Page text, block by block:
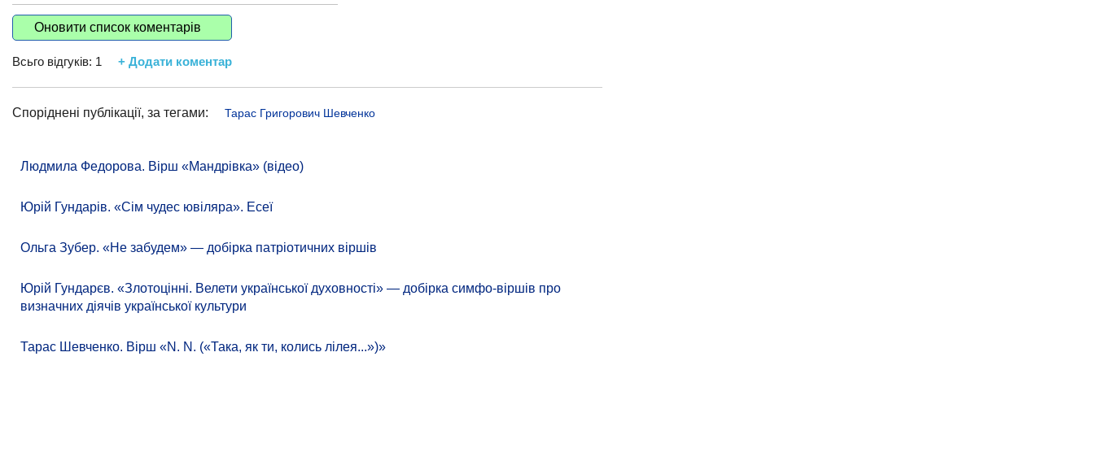
Оновити список коментарів
Всьго відгуків: 1 + Додати коментар
Споріднені публікації, за тегами: Тарас Григорович Шевченко
Людмила Федорова. Вірш «Мандрівка» (відео)
Юрій Гундарів. «Сім чудес ювіляра». Есеї
Ольга Зубер. «Не забудем» — добірка патріотичних віршів
Юрій Гундарєв. «Злотоцінні. Велети української духовності» — добірка симфо-віршів про
визначних діячів української культури
Тарас Шевченко. Вірш «N. N. («Така, як ти, колись лілея...»)»